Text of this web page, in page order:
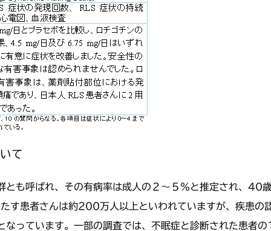
て
とも呼ばれ、その有病率は成人の２～５％と推定され、40
す患者さんは約200万人以上といわれていますが、疾患の
なっています。一部の調査では、不眠症と診断された患者